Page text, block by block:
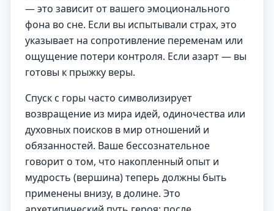
— это зависит от вашего эмоционального
фона во сне. Если вы испытывали страх, это
указывает на сопротивление переменам или
ощущение потери контроля. Если азарт — вы
готовы к прыжку веры.
Спуск с горы часто символизирует
возвращение из мира идей, одиночества или
духовных поисков в мир отношений и
обязанностей. Ваше бессознательное
говорит о том, что накопленный опыт и
мудрость (вершина) теперь должны быть
применены внизу, в долине. Это